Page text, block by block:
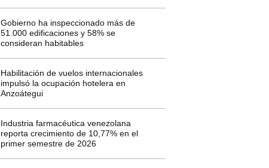
Gobierno ha inspeccionado más de
51.000 edificaciones y 58% se
consideran habitables
Habilitación de vuelos internacionales
impulsó la ocupación hotelera en
Anzoátegui
Industria farmacéutica venezolana
reporta crecimiento de 10,77% en el
primer semestre de 2026